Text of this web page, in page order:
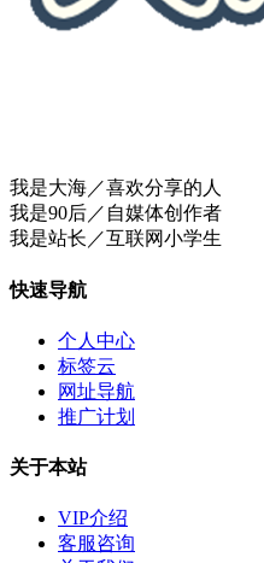
我是大海／喜欢分享的人
我是90后／自媒体创作者
我是站长／互联网小学生
快速导航
个人中心
标签云
网址导航
推广计划
关于本站
VIP介绍
客服咨询